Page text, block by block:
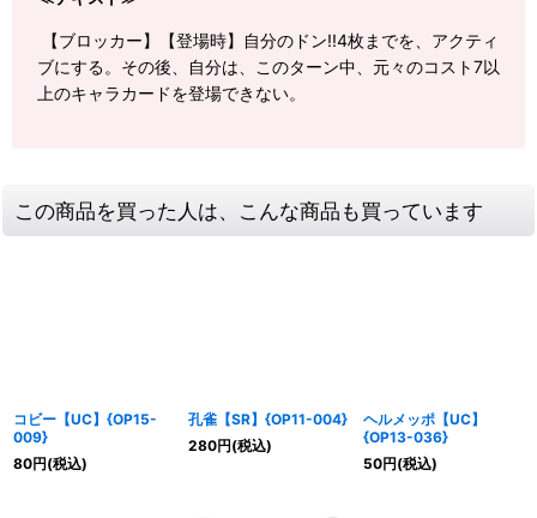
【ブロッカー】【登場時】自分のドン!!4枚までを、アクティ
ブにする。その後、自分は、このターン中、元々のコスト7以
上のキャラカードを登場できない。
この商品を買った人は、こんな商品も買っています
コビー【UC】{OP15-
009}
80円(税込)
孔雀【SR】{OP11-004}
280円(税込)
ヘルメッポ【UC】
{OP13-036}
50円(税込)